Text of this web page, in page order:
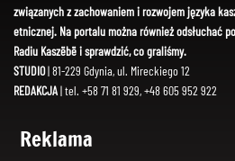
związanych z zachowaniem i rozwojem języka
etnicznej. Na portalu można również odsłuchać
Radiu Kaszëbë i sprawdzić, co graliśmy.
STUDIO| 81-229 Gdynia, ul. Mireckiego 12
REDAKCJA| tel. +58 71 81 929, +48 605 952 922
Reklama